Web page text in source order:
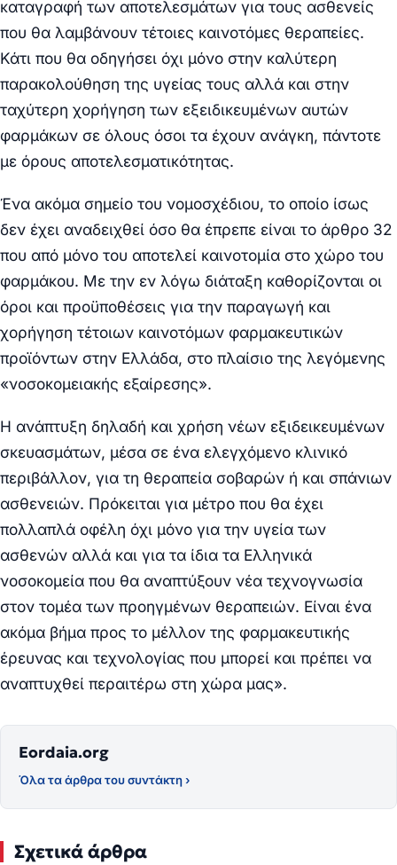
καταγραφή των αποτελεσμάτων για τους ασθενείς
που θα λαμβάνουν τέτοιες καινοτόμες θεραπείες.
Κάτι που θα οδηγήσει όχι μόνο στην καλύτερη
παρακολούθηση της υγείας τους αλλά και στην
ταχύτερη χορήγηση των εξειδικευμένων αυτών
φαρμάκων σε όλους όσοι τα έχουν ανάγκη, πάντοτε
με όρους αποτελεσματικότητας.
Ένα ακόμα σημείο του νομοσχέδιου, το οποίο ίσως
δεν έχει αναδειχθεί όσο θα έπρεπε είναι το άρθρο 32
που από μόνο του αποτελεί καινοτομία στο χώρο του
φαρμάκου. Με την εν λόγω διάταξη καθορίζονται οι
όροι και προϋποθέσεις για την παραγωγή και
χορήγηση τέτοιων καινοτόμων φαρμακευτικών
προϊόντων στην Ελλάδα, στο πλαίσιο της λεγόμενης
«νοσοκομειακής εξαίρεσης».
Η ανάπτυξη δηλαδή και χρήση νέων εξιδεικευμένων
σκευασμάτων, μέσα σε ένα ελεγχόμενο κλινικό
περιβάλλον, για τη θεραπεία σοβαρών ή και σπάνιων
ασθενειών. Πρόκειται για μέτρο που θα έχει
πολλαπλά οφέλη όχι μόνο για την υγεία των
ασθενών αλλά και για τα ίδια τα Ελληνικά
νοσοκομεία που θα αναπτύξουν νέα τεχνογνωσία
στον τομέα των προηγμένων θεραπειών. Είναι ένα
ακόμα βήμα προς το μέλλον της φαρμακευτικής
έρευνας και τεχνολογίας που μπορεί και πρέπει να
αναπτυχθεί περαιτέρω στη χώρα μας».
Eordaia.org
Όλα τα άρθρα του συντάκτη ›
Σχετικά άρθρα